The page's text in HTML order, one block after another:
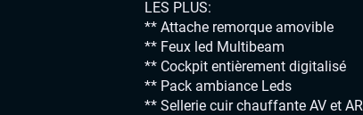
LES PLUS:
** Attache remorque amovible
** Feux led Multibeam
** Cockpit entièrement digitalisé
** Pack ambiance Leds
** Sellerie cuir chauffante AV et AR